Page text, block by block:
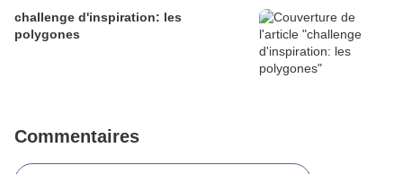
challenge d'inspiration: les
polygones
Commentaires